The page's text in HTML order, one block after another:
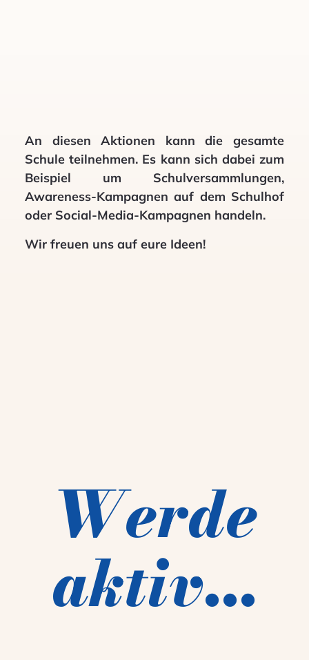
An diesen Aktionen kann die gesamte
Schule teilnehmen. Es kann sich dabei zum
Beispiel um Schulversammlungen,
Awareness-Kampagnen auf dem Schulhof
oder Social-Media-Kampagnen handeln.
Wir freuen uns auf eure Ideen!
Werde
aktiv...